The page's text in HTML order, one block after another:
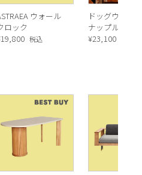
ウォール
ロック
19,800 税込
ドッグウィズ
ナップル
アート
¥23,100